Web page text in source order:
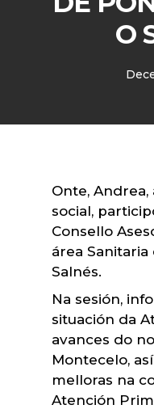
O
Onte,
social,
Consello
área
Salnés.
Na sesión,
situación da
avances do
Montecelo,
melloras na
Atención